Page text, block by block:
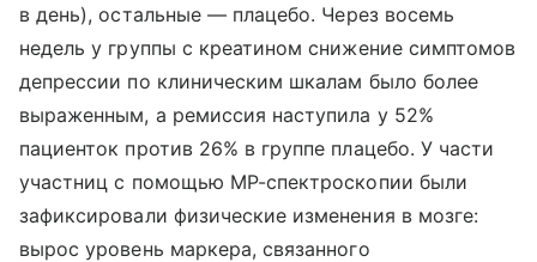
в день), остальные — плацебо. Через восемь
недель у группы с креатином снижение симптомов
депрессии по клиническим шкалам было более
выраженным, а ремиссия наступила у 52%
пациенток против 26% в группе плацебо. У части
участниц с помощью МР-спектроскопии были
зафиксировали физические изменения в мозге:
вырос уровень маркера, связанного